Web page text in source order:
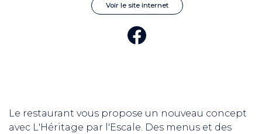
Voir le site internet
Le restaurant vous propose un nouveau concept
avec L'Héritage par l'Escale. Des menus et des